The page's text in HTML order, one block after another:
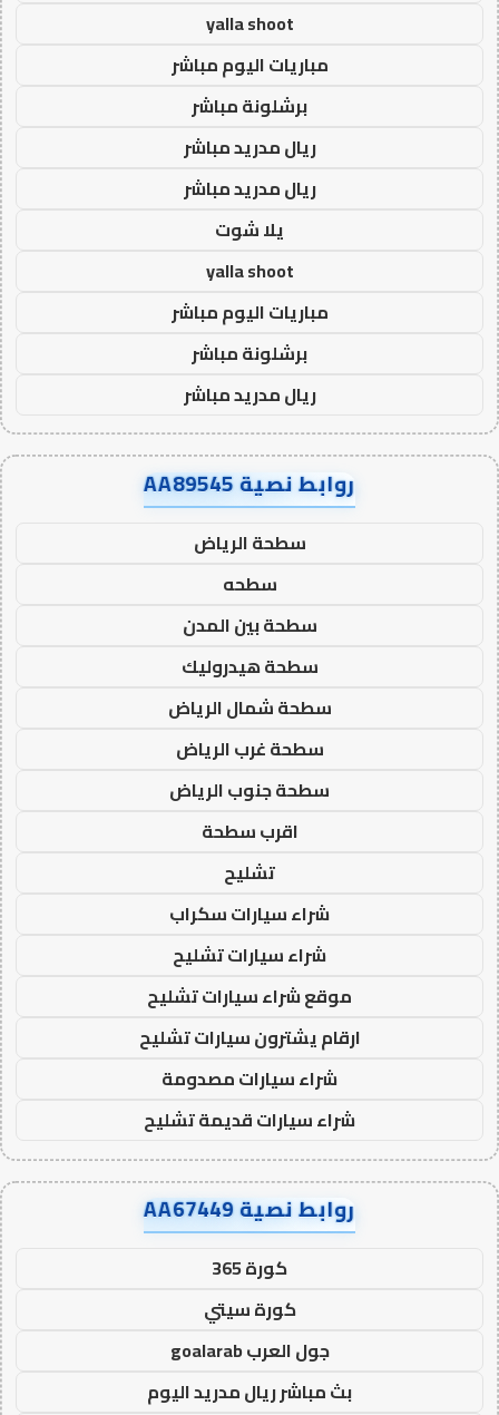
yalla shoot
مباريات اليوم مباشر
برشلونة مباشر
ريال مدريد مباشر
ريال مدريد مباشر
يلا شوت
yalla shoot
مباريات اليوم مباشر
برشلونة مباشر
ريال مدريد مباشر
روابط نصية AA89545
سطحة الرياض
سطحه
سطحة بين المدن
سطحة هيدروليك
سطحة شمال الرياض
سطحة غرب الرياض
سطحة جنوب الرياض
اقرب سطحة
تشليح
شراء سيارات سكراب
شراء سيارات تشليح
موقع شراء سيارات تشليح
ارقام يشترون سيارات تشليح
شراء سيارات مصدومة
شراء سيارات قديمة تشليح
روابط نصية AA67449
كورة 365
كورة سيتي
جول العرب goalarab
بث مباشر ريال مدريد اليوم